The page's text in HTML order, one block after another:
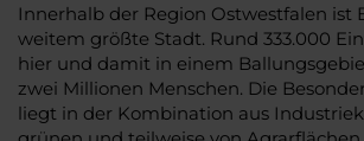
Innerhalb der Region Ostwestfalen ist
weitem größte Stadt. Rund 333.000
hier und damit in einem
zwei Millionen Menschen. Die
liegt in der Kombination aus